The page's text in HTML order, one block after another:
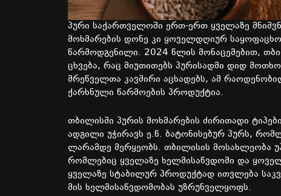
პური საქართველოში ერთ-ერთ ყველაზე
მოხმარების დონე კი ყოველდღიურ
წარმოდგენილი. 2024 წლის მონაცემებით,
ცხვება, რაც მიუთითებს პურისადმი დიდ
მრეწველთა კავშირი აცხადებს, ამ
ქარხნული წარმოების პროდუქტია.
თბილისში პურის მოხმარების ძირითადი
ადგილი უჭირავს ე.წ. ბატონისებურ პურს,
ლარამდე მერყეობს. თბილისის მოსახლეობა
რომლებიც ყველაზე ხელმისაწვდომი და
ყველაზე სტაბილურ პროდუქტად ითვლება
მის ხელმისაწვდომობას უზრუნველყოფს.